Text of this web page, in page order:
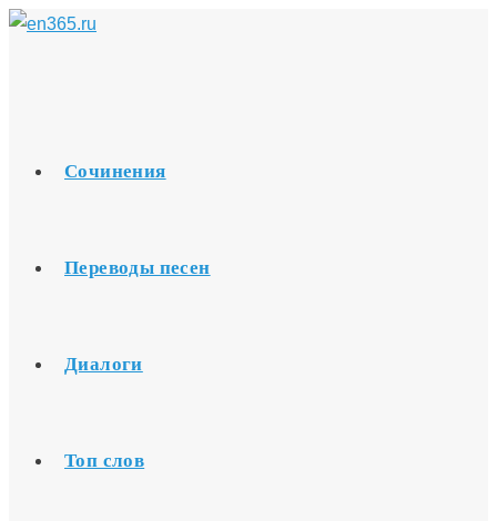
Перейти
Сочинения
Переводы песен
Диалоги
Топ слов